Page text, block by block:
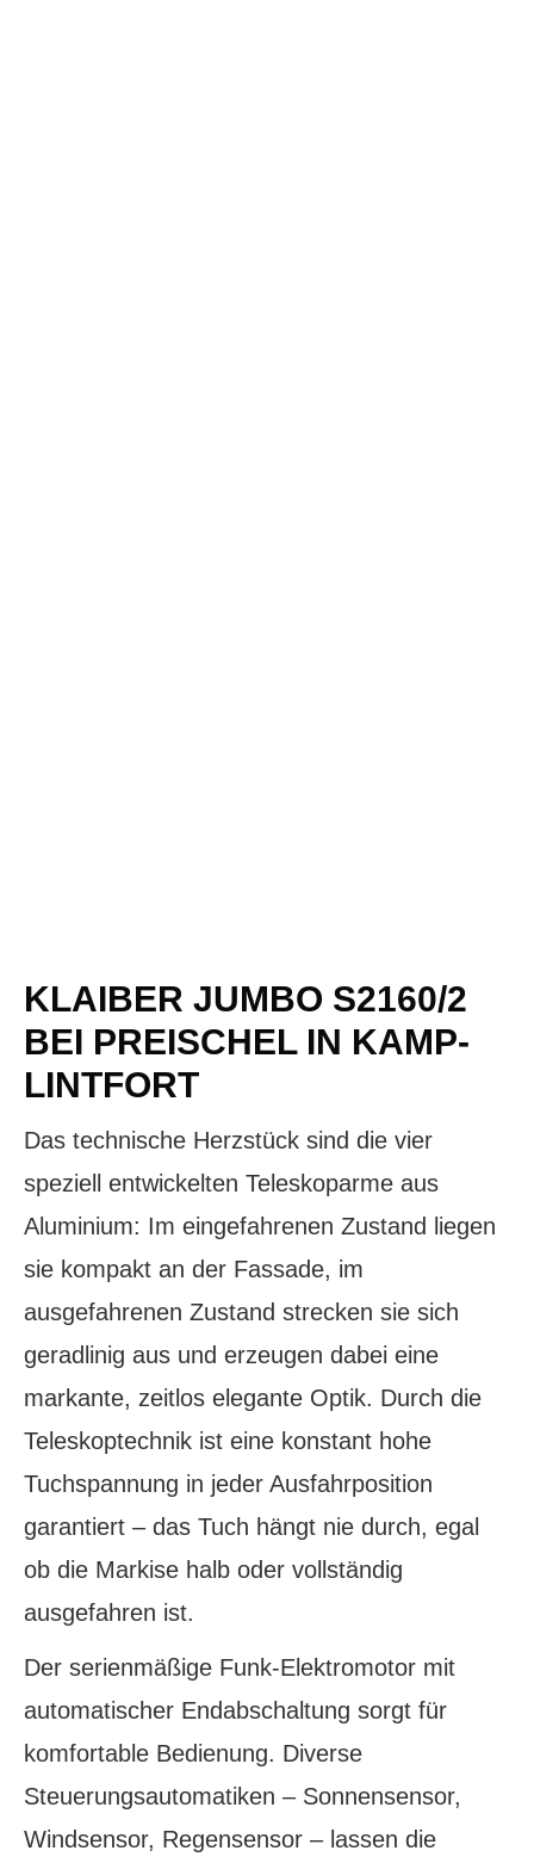
KLAIBER JUMBO S2160/2
BEI PREISCHEL IN KAMP-
LINTFORT
Das technische Herzstück sind die vier
speziell entwickelten Teleskoparme aus
Aluminium: Im eingefahrenen Zustand liegen
sie kompakt an der Fassade, im
ausgefahrenen Zustand strecken sie sich
geradlinig aus und erzeugen dabei eine
markante, zeitlos elegante Optik. Durch die
Teleskoptechnik ist eine konstant hohe
Tuchspannung in jeder Ausfahrposition
garantiert – das Tuch hängt nie durch, egal
ob die Markise halb oder vollständig
ausgefahren ist.
Der serienmäßige Funk-Elektromotor mit
automatischer Endabschaltung sorgt für
komfortable Bedienung. Diverse
Steuerungsautomatiken – Sonnensensor,
Windsensor, Regensensor – lassen die